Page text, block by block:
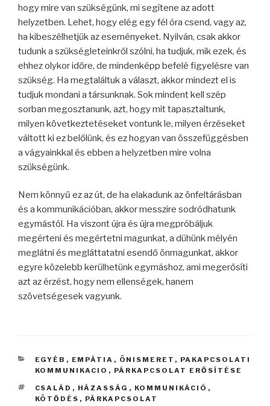
hogy mire van szükségünk, mi segítene az adott
helyzetben. Lehet, hogy elég egy fél óra csend, vagy az,
ha kibeszélhetjük az eseményeket. Nyilván, csak akkor
tudunk a szükségleteinkről szólni, ha tudjuk, mik ezek, és
ehhez olykor időre, de mindenképp befelé figyelésre van
szükség. Ha megtaláltuk a választ, akkor mindezt el is
tudjuk mondani a társunknak. Sok mindent kell szép
sorban megosztanunk, azt, hogy mit tapasztaltunk,
milyen következtetéseket vontunk le, milyen érzéseket
váltott ki ez belőlünk, és ez hogyan van összefüggésben
a vágyainkkal és ebben a helyzetben mire volna
szükségünk.
Nem könnyű ez az út, de ha elakadunk az önfeltárásban
és a kommunikációban, akkor messzire sodródhatunk
egymástól. Ha viszont újra és újra megpróbáljuk
megérteni és megértetni magunkat, a dühünk mélyén
meglátni és megláttatatni esendő önmagunkat, akkor
egyre közelebb kerülhetünk egymáshoz, ami megerősíti
azt az érzést, hogy nem ellenségek, hanem
szövetségesek vagyunk.
KATEGÓRIÁK
EGYÉB , EMPÁTIA , ÖNISMERET , PAKAPCSOLATI
KOMMUNIKACIO , PÁRKAPCSOLAT ERŐSÍTÉSE
CÍMKÉK
CSALÁD , HÁZASSÁG , KOMMUNIKÁCIÓ ,
KÖTŐDÉS , PÁRKAPCSOLAT